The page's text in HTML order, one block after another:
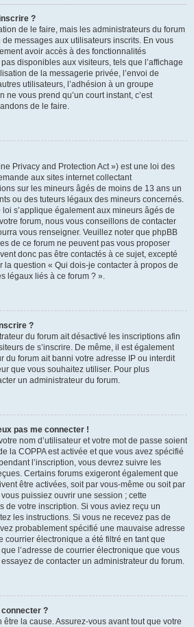
?
de le faire, mais les administrateurs du forum
messages aux utilisateurs inscrits. En vous
avoir accès à des fonctionnalités
disponibles aux visiteurs, tels que l’affichage
de la messagerie privée, l’envoi de
utilisateurs, l’adhésion à un groupe
ne vous prend qu’un court instant, c’est
de le faire.
Privacy and Protection Act ») est une loi des
aux sites internet collectant
sur les mineurs âgés de moins de 13 ans un
ou des tuteurs légaux des mineurs concernés.
s’applique également aux mineurs âgés de
forum, nous vous conseillons de contacter
vous renseigner. Veuillez noter que phpBB
de ce forum ne peuvent pas vous proposer
donc pas être contactés à ce sujet, excepté
la question « Qui dois-je contacter à propos de
légaux liés à ce forum ? ».
?
du forum ait désactivé les inscriptions afin
de s’inscrire. De même, il est également
du forum ait banni votre adresse IP ou interdit
que vous souhaitez utiliser. Pour plus
un administrateur du forum.
pas me connecter !
nom d’utilisateur et votre mot de passe soient
la COPPA est activée et que vous avez spécifié
l’inscription, vous devrez suivre les
Certains forums exigeront également que
être activées, soit par vous-même ou soit par
puissiez ouvrir une session ; cette
de votre inscription. Si vous aviez reçu un
les instructions. Si vous ne recevez pas de
probablement spécifié une mauvaise adresse
courrier électronique a été filtré en tant que
l’adresse de courrier électronique que vous
de contacter un administrateur du forum.
connecter ?
la cause. Assurez-vous avant tout que votre